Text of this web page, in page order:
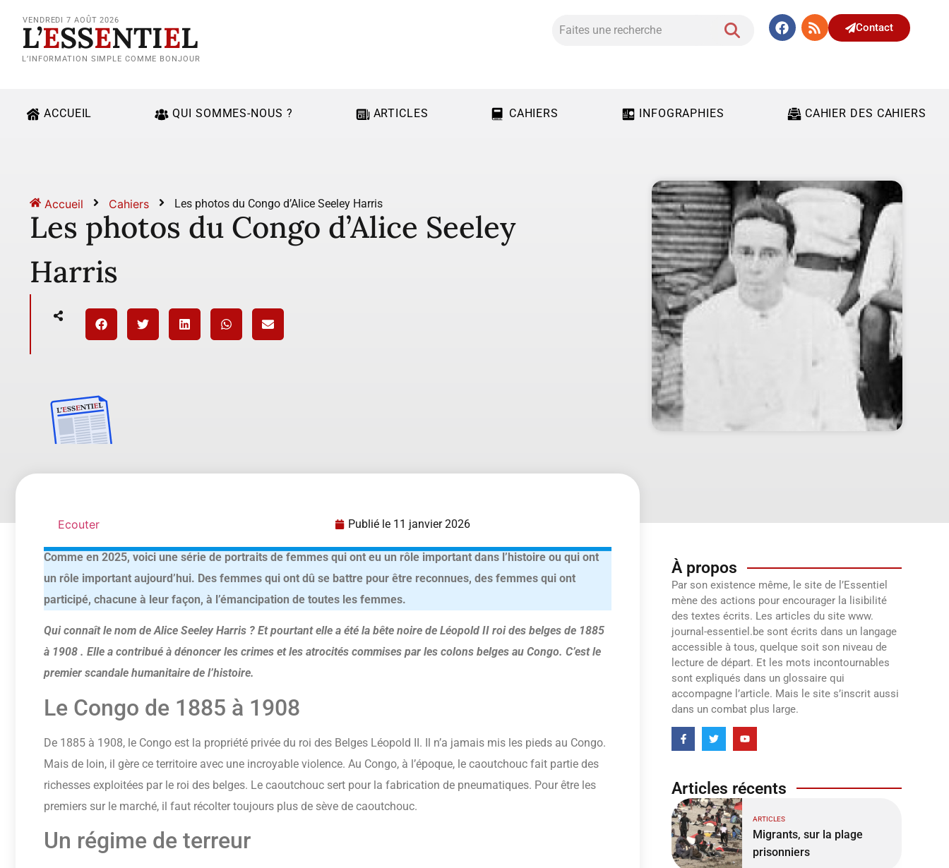
VENDREDI 7 AOÛT 2026
L’ESSENTIEL
L’INFORMATION SIMPLE COMME BONJOUR
Contact
ACCUEIL QUI SOMMES-NOUS ? ARTICLES CAHIERS INFOGRAPHIES CAHIER DES CAHIERS
Accueil Cahiers Les photos du Congo d’Alice Seeley Harris
Les photos du Congo d’Alice Seeley
Harris
Ecouter Publié le 11 janvier 2026
Comme en 2025, voici une série de portraits de femmes qui ont eu un rôle important dans l’histoire ou qui ont
un rôle important aujourd’hui. Des femmes qui ont dû se battre pour être reconnues, des femmes qui ont
participé, chacune à leur façon, à l’émancipation de toutes les femmes.
Qui connaît le nom de Alice Seeley Harris ? Et pourtant elle a été la bête noire de Léopold II roi des belges de 1885
à 1908 . Elle a contribué à dénoncer les crimes et les atrocités commises par les colons belges au Congo. C’est le
premier scandale humanitaire de l’histoire.
Le Congo de 1885 à 1908
De 1885 à 1908, le Congo est la propriété privée du roi des Belges Léopold II. Il n’a jamais mis les pieds au Congo.
Mais de loin, il gère ce territoire avec une incroyable violence. Au Congo, à l’époque, le caoutchouc fait partie des
richesses exploitées par le roi des belges. Le caoutchouc sert pour la fabrication de pneumatiques. Pour être les
premiers sur le marché, il faut récolter toujours plus de sève de caoutchouc.
Un régime de terreur
À propos
Par son existence même, le site de l’Essentiel
mène des actions pour encourager la lisibilité
des textes écrits. Les articles du site www.
journal-essentiel.be sont écrits dans un langage
accessible à tous, quelque soit son niveau de
lecture de départ. Et les mots incontournables
sont expliqués dans un glossaire qui
accompagne l’article. Mais le site s’inscrit aussi
dans un combat plus large.
Articles récents
ARTICLES
Migrants, sur la plage
prisonniers